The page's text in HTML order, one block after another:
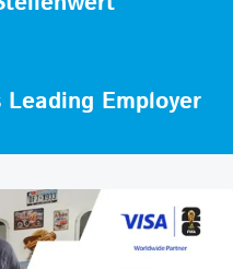
Employer